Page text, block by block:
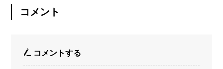
コメント
コメントする